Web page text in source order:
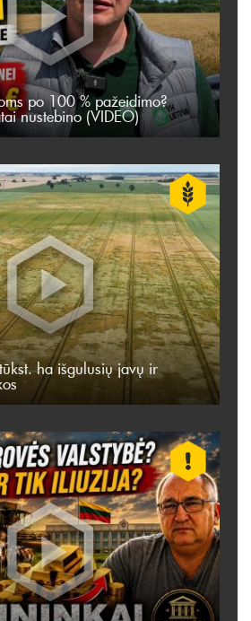
po 100 % pažeidimo?
nustebino (VIDEO)
ha išgulusių javų ir